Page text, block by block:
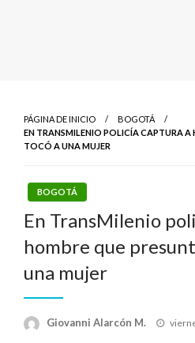
PÁGINA DE INICIO
BOGOTÁ
EN TRANSMILENIO POLICÍA CAPTURA A
TOCÓ A UNA MUJER
BOGOTÁ
En TransMilenio
hombre que
una mujer
Giovanni Alarcón M.